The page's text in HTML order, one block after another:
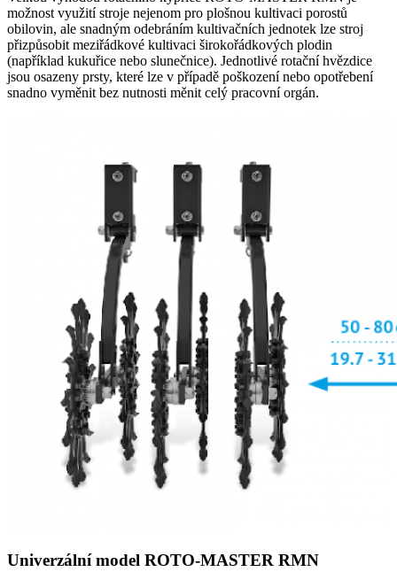
možnost využití stroje nejenom pro plošnou kultivaci porostů
obilovin, ale snadným odebráním kultivačních jednotek lze stroj
přizpůsobit meziřádkové kultivaci širokořádkových plodin
(například kukuřice nebo slunečnice). Jednotlivé rotační hvězdice
jsou osazeny prsty, které lze v případě poškození nebo opotřebení
snadno vyměnit bez nutnosti měnit celý pracovní orgán.
Univerzální model ROTO-MASTER RMN